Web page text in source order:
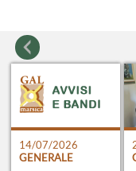
14/07/2026
GENERALE
21/04/2026
GENERALE
12/01/2026
GENERALE